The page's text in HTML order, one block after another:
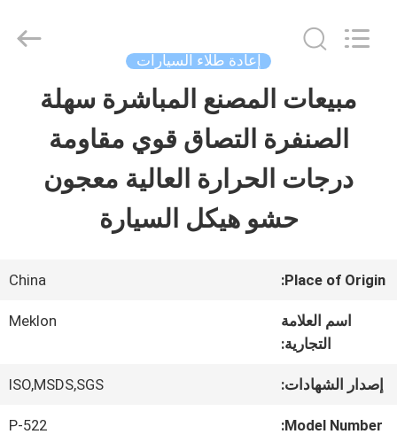
منزل
المنتجات
فيديو
بنا
Chemical
إعادة طلاء السيارات
مبيعات المصنع المباشرة سهلة
الصنفرة التصاق قوي مقاومة
درجات الحرارة العالية معجون
حشو هيكل السيارة
Place of Origin:
China
اسم العلامة
التجارية:
Meklon
إصدار الشهادات: ISO,MSDS,SGS
Model Number:
P-522